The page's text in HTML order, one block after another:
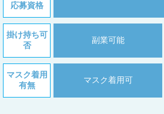
応募資格
掛け持ち可
否
副業可能
マスク着用
有無
マスク着用可